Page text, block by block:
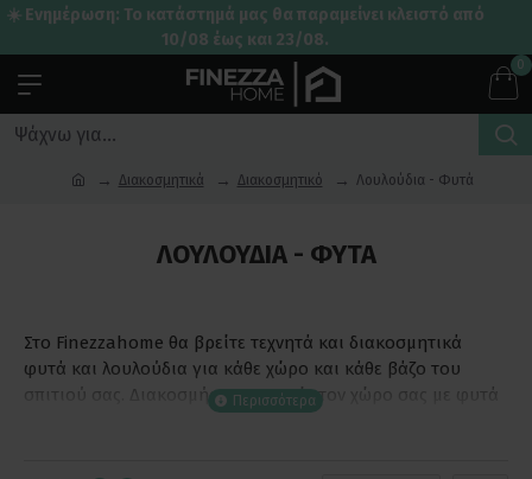
☀️ Ενημέρωση: Το κατάστημά μας θα παραμείνει κλειστό από
10/08 έως και 23/08.
0
Διακοσμητικά Διακοσμητικό Λουλούδια - Φυτά
ΛΟΥΛΟΎΔΙΑ - ΦΥΤΆ
Στο Finezzahome θα βρείτε τεχνητά και διακοσμητικά
φυτά και λουλούδια για κάθε χώρο και κάθε βάζο του
σπιτιού σας. Διακοσμήστε και εσείς τον χώρο σας με φυτά